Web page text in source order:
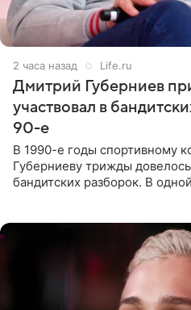
2 часа назад Life.ru
Дмитрий Губерниев
участвовал в
90-е
В 1990-е годы спортивному
Губерниеву трижды
бандитских разборок. В